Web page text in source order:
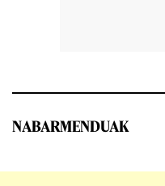
NABARMENDUAK